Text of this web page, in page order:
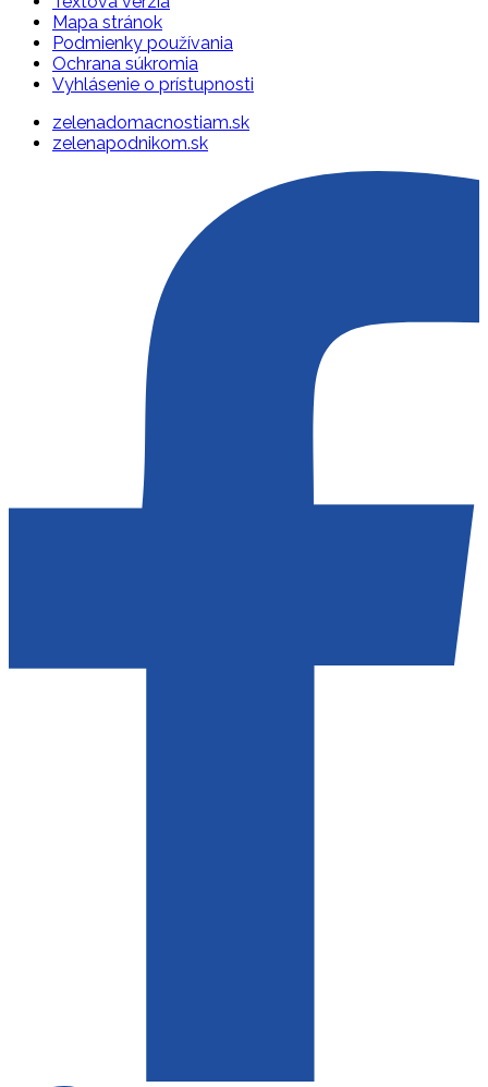
Mapa stránok
Podmienky používania
Ochrana súkromia
Vyhlásenie o prístupnosti
zelenadomacnostiam.sk
zelenapodnikom.sk